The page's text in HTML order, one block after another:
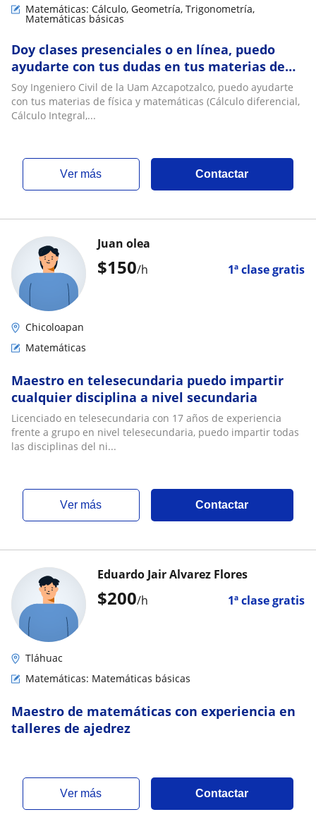
Matemáticas: Cálculo, Geometría, Trigonometría,
Matemáticas básicas
Doy clases presenciales o en línea, puedo
ayudarte con tus dudas en tus materias de
física o matemáticas. Soy Ing. Civil
Soy Ingeniero Civil de la Uam Azcapotzalco, puedo ayudarte
con tus materias de física y matemáticas (Cálculo diferencial,
Cálculo Integral,...
ver más Contactar
$150/h 1ª clase gratis
Juan olea
Chicoloapan
Matemáticas
Maestro en telesecundaria puedo impartir
cualquier disciplina a nivel secundaria
Licenciado en telesecundaria con 17 años de experiencia
frente a grupo en nivel telesecundaria, puedo impartir todas
las disciplinas del ni...
ver más Contactar
$200/h 1ª clase gratis
Eduardo Jair Alvarez Flores
Tláhuac
Matemáticas: Matemáticas básicas
Maestro de matemáticas con experiencia en
talleres de ajedrez
ver más Contactar